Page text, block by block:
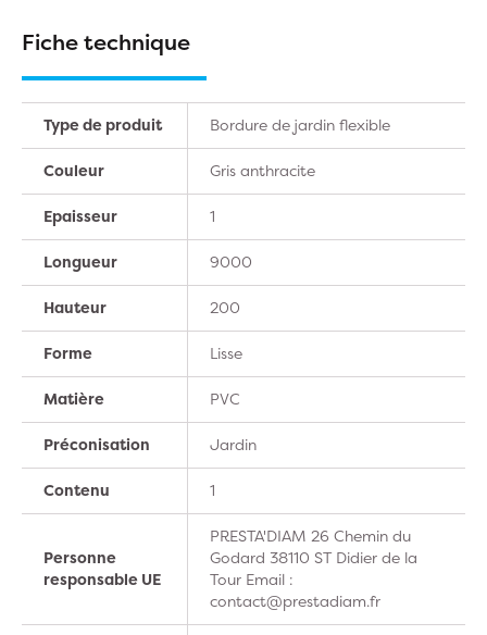
Fiche technique
Type de produit Bordure de jardin flexible
Couleur Gris anthracite
Epaisseur 1
Longueur 9000
Hauteur 200
Forme Lisse
Matière PVC
Préconisation Jardin
Contenu 1
Personne
responsable UE
PRESTA'DIAM 26 Chemin du
Godard 38110 ST Didier de la
Tour Email :
contact@prestadiam.fr